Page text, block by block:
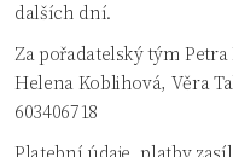
dalších dní.
Za pořadatelský tým
Helena Koblihová, Věra
603406718